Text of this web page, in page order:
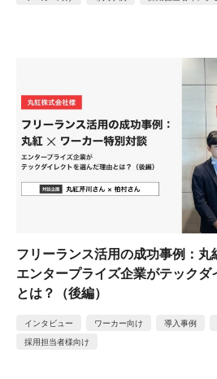
フリーランス活用の成功事例：
エンタープライズ企業がテック
とは？（後編）
インタビュー ワーカー向け 導入事例
採用担当者様向け